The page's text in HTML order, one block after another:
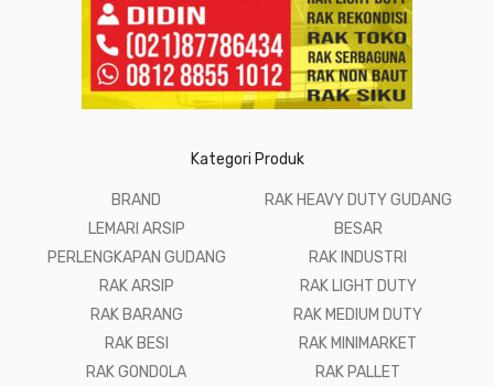
Kategori Produk
BRAND
LEMARI ARSIP
PERLENGKAPAN GUDANG
RAK ARSIP
RAK BARANG
RAK BESI
RAK GONDOLA
RAK HEAVY DUTY GUDANG
BESAR
RAK INDUSTRI
RAK LIGHT DUTY
RAK MEDIUM DUTY
RAK MINIMARKET
RAK PALLET